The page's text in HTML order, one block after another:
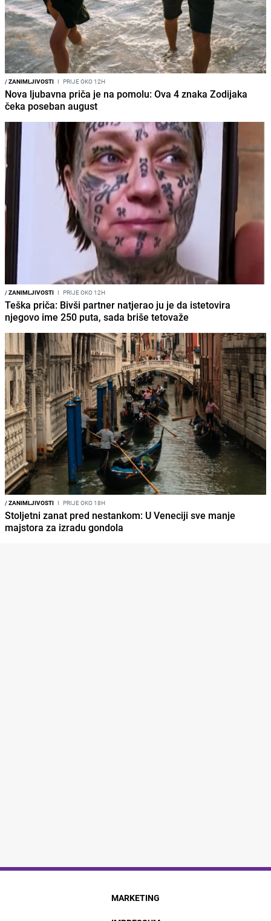
/ZANIMLJIVOSTI I PRIJE OKO 12H
Nova ljubavna priča je na pomolu: Ova 4 znaka Zodijaka
čeka poseban august
/ZANIMLJIVOSTI I PRIJE OKO 12H
Teška priča: Bivši partner natjerao ju je da istetovira
njegovo ime 250 puta, sada briše tetovaže
/ZANIMLJIVOSTI I PRIJE OKO 18H
Stoljetni zanat pred nestankom: U Veneciji sve manje
majstora za izradu gondola
MARKETING